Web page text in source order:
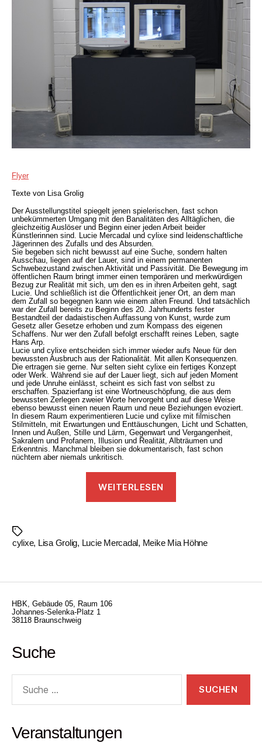
Flyer
Texte von Lisa Grolig
Der Ausstellungstitel spiegelt jenen spielerischen, fast schon
unbekümmerten Umgang mit den Banalitäten des Alltäglichen, die
gleichzeitig Auslöser und Beginn einer jeden Arbeit beider
Künstlerinnen sind. Lucie Mercadal und cylixe sind leidenschaftliche
Jägerinnen des Zufalls und des Absurden.
Sie begeben sich nicht bewusst auf eine Suche, sondern halten
Ausschau, liegen auf der Lauer, sind in einem permanenten
Schwebezustand zwischen Aktivität und Passivität. Die Bewegung im
öffentlichen Raum bringt immer einen temporären und merkwürdigen
Bezug zur Realität mit sich, um den es in ihren Arbeiten geht, sagt
Lucie. Und schließlich ist die Öffentlichkeit jener Ort, an dem man
dem Zufall so begegnen kann wie einem alten Freund. Und tatsächlich
war der Zufall bereits zu Beginn des 20. Jahrhunderts fester
Bestandteil der dadaistischen Auffassung von Kunst, wurde zum
Gesetz aller Gesetze erhoben und zum Kompass des eigenen
Schaffens. Nur wer den Zufall befolgt erschafft reines Leben, sagte
Hans Arp.
Lucie und cylixe entscheiden sich immer wieder aufs Neue für den
bewussten Ausbruch aus der Rationalität. Mit allen Konsequenzen.
Die ertragen sie gerne. Nur selten sieht cylixe ein fertiges Konzept
oder Werk. Während sie auf der Lauer liegt, sich auf jeden Moment
und jede Unruhe einlässt, scheint es sich fast von selbst zu
erschaffen. Spazierfang ist eine Wortneuschöpfung, die aus dem
bewussten Zerlegen zweier Worte hervorgeht und auf diese Weise
ebenso bewusst einen neuen Raum und neue Beziehungen evoziert.
In diesem Raum experimentieren Lucie und cylixe mit filmischen
Stilmitteln, mit Erwartungen und Enttäuschungen, Licht und Schatten,
Innen und Außen, Stille und Lärm, Gegenwart und Vergangenheit,
Sakralem und Profanem, Illusion und Realität, Albträumen und
Erkenntnis. Manchmal bleiben sie dokumentarisch, fast schon
nüchtern aber niemals unkritisch.
WEITERLESEN
Schlagwörter
cylixe, Lisa Grolig, Lucie Mercadal, Meike Mia Höhne
HBK, Gebäude 05, Raum 106
Johannes-Selenka-Platz 1
38118 Braunschweig
Suche
nach:
Veranstaltungen